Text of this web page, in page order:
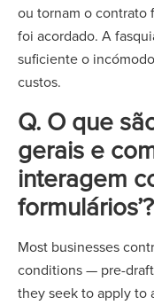
ou tornam o
foi acordado. A
suficiente o
custos.
Q. O que
gerais e
interagem
formulários’?
Most businesses
conditions — pre-
they seek to apply to